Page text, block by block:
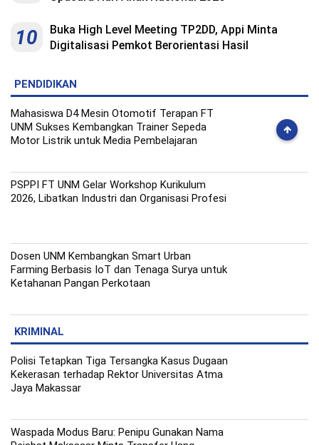
10
Buka High Level Meeting TP2DD, Appi Minta
Digitalisasi Pemkot Berorientasi Hasil
PENDIDIKAN
Mahasiswa D4 Mesin Otomotif Terapan FT
UNM Sukses Kembangkan Trainer Sepeda
Motor Listrik untuk Media Pembelajaran
PSPPI FT UNM Gelar Workshop Kurikulum
2026, Libatkan Industri dan Organisasi Profesi
Dosen UNM Kembangkan Smart Urban
Farming Berbasis IoT dan Tenaga Surya untuk
Ketahanan Pangan Perkotaan
KRIMINAL
Polisi Tetapkan Tiga Tersangka Kasus Dugaan
Kekerasan terhadap Rektor Universitas Atma
Jaya Makassar
Waspada Modus Baru: Penipu Gunakan Nama